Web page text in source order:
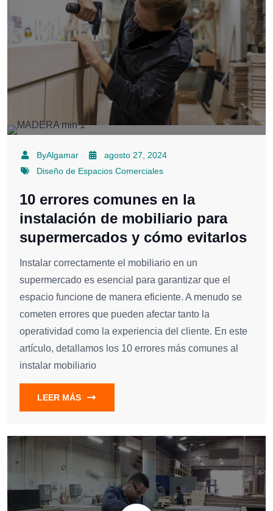
ByAlgamar
agosto 27, 2024
Diseño de Espacios Comerciales
10 errores comunes en la
instalación de mobiliario para
supermercados y cómo evitarlos
Instalar correctamente el mobiliario en un
supermercado es esencial para garantizar que el
espacio funcione de manera eficiente. A menudo se
cometen errores que pueden afectar tanto la
operatividad como la experiencia del cliente. En este
artículo, detallamos los 10 errores más comunes al
instalar mobiliario
LEER MÁS